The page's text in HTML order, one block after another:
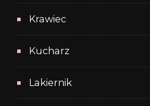
Krawiec
Kucharz
Lakiernik